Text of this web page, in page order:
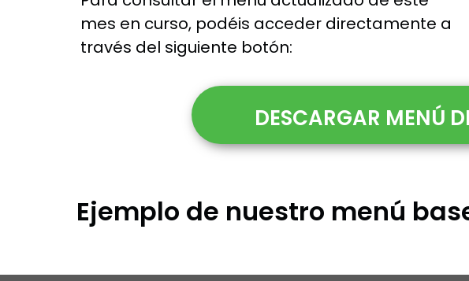
mes en curso, podéis acceder directamente a
través del siguiente botón:
DESCARGAR MENÚ
Ejemplo de nuestro menú